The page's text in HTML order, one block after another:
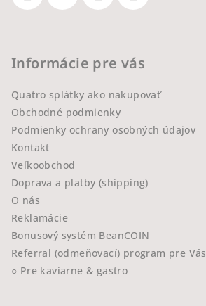
Informácie pre vás
Quatro splátky ako nakupovať
Obchodné podmienky
Podmienky ochrany osobných údajov
Kontakt
Veľkoobchod
Doprava a platby (shipping)
O nás
Reklamácie
Bonusový systém BeanCOIN
Referral (odmeňovací) program pre Vás
○ Pre kaviarne & gastro